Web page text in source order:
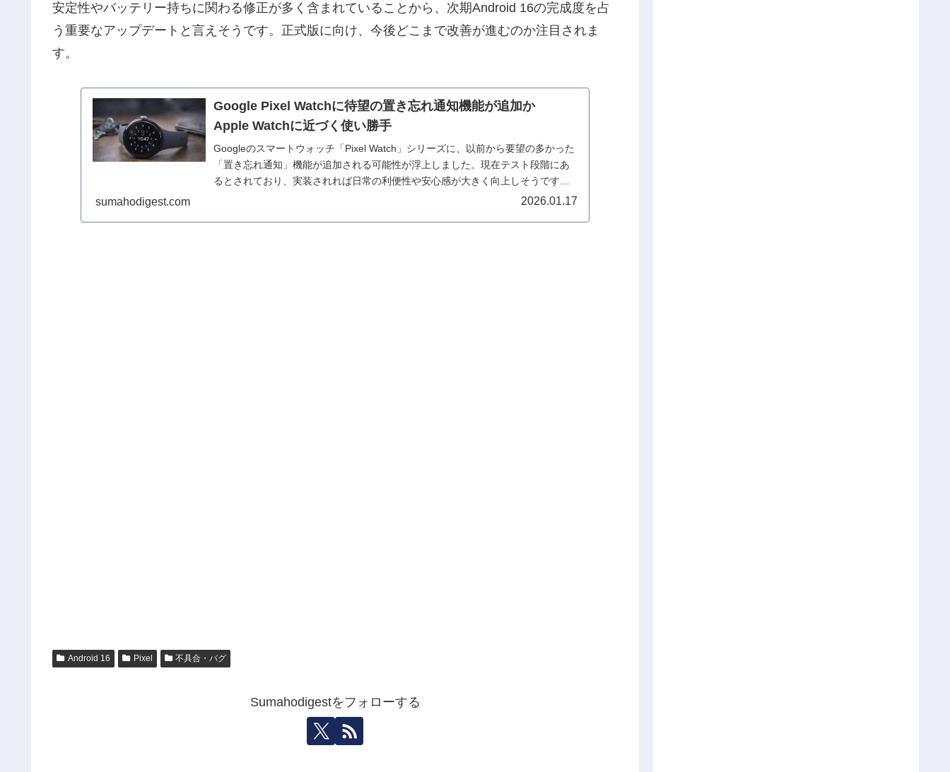
安定性やバッテリー持ちに関わる修正が多く含まれていることから、次期Android 16の完成度を占
う重要なアップデートと言えそうです。正式版に向け、今後どこまで改善が進むのか注目されま
す。
Google Pixel Watchに待望の置き忘れ通知機能が追加か
Apple Watchに近づく使い勝手
Googleのスマートウォッチ「Pixel Watch」シリーズに、以前から要望の多かった
「置き忘れ通知」機能が追加される可能性が浮上しました。現在テスト段階にあ
るとされており、実装されれば日常の利便性や安心感が大きく向上しそうです。
sumahodigest.com 2026.01.17
Android 16 Pixel 不具合・バグ
Sumahodigestをフォローする